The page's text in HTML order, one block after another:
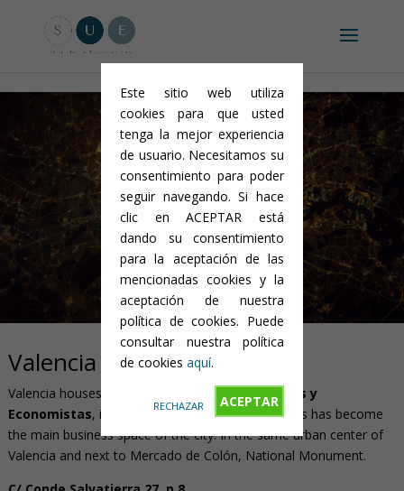
Este sitio web utiliza
cookies para que usted
tenga la mejor experiencia
de usuario. Necesitamos su
consentimiento para poder
seguir navegando. Si hace
clic en ACEPTAR está
dando su consentimiento
para la aceptación de las
mencionadas cookies y la
aceptación de nuestra
política de cookies. Puede
consultar nuestra política
de cookies aquí.
ACEPTAR
RECHAZAR
de cookies
Offices
Valencia
Valencia houses the main office of
SUE Abogados y
Economistas, in a central area that over the years has become
the main business space of the city. In the same urban center of
Valencia and next to Mercado de Colón, National Monument.